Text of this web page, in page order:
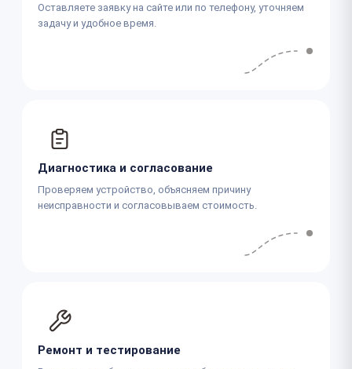
Оставляете заявку на сайте или по телефону, уточняем
задачу и удобное время.
Диагностика и согласование
Проверяем устройство, объясняем причину
неисправности и согласовываем стоимость.
Ремонт и тестирование